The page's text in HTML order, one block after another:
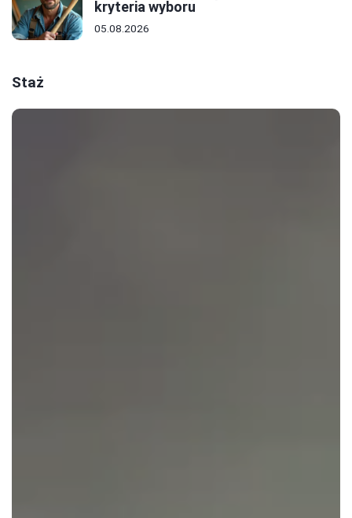
kryteria wyboru
05.08.2026
Staż